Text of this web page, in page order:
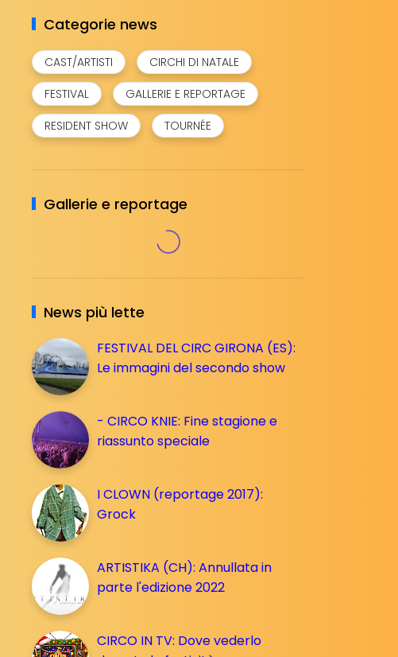
Categorie news
CAST/ARTISTI
CIRCHI DI NATALE
FESTIVAL
GALLERIE E REPORTAGE
RESIDENT SHOW
TOURNÉE
Gallerie e reportage
News più lette
FESTIVAL DEL CIRC GIRONA (ES):
Le immagini del secondo show
- CIRCO KNIE: Fine stagione e
riassunto speciale
I CLOWN (reportage 2017):
Grock
ARTISTIKA (CH): Annullata in
parte l'edizione 2022
CIRCO IN TV: Dove vederlo